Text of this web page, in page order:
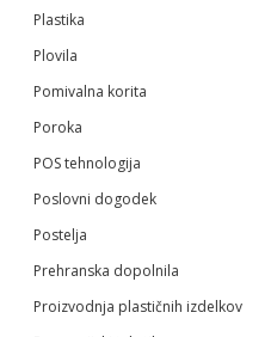
Plastika
Plovila
Pomivalna korita
Poroka
POS tehnologija
Poslovni dogodek
Postelja
Prehranska dopolnila
Proizvodnja plastičnih izdelkov